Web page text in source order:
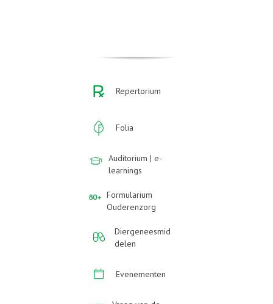
Repertorium
Folia
Auditorium | e-
learnings
Formularium
Ouderenzorg
Diergeneesmid
delen
Evenementen